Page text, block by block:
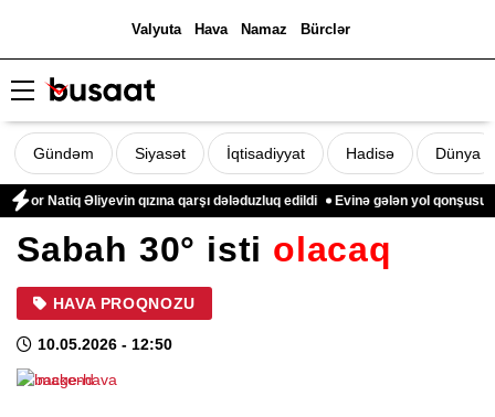
Valyuta Hava Namaz Bürclər
Gündəm Siyasət İqtisadiyyat Hadisə Dünya
Natiq Əliyevin qızına qarşı dələduzluq edildi Evinə gələn yol qonşusu
Sabah 30° isti olacaq
HAVA PROQNOZU
10.05.2026 - 12:50